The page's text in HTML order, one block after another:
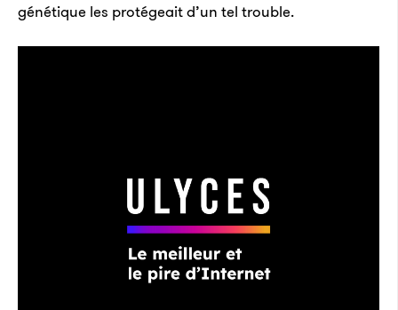
génétique les protégeait d’un tel trouble.